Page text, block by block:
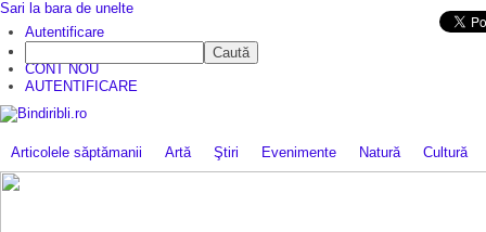
CONT NOU
AUTENTIFICARE
Articolele săptămanii Artă Ştiri Evenimente Natură Cultură
Sari la bara de unelte
Autentificare
Caută